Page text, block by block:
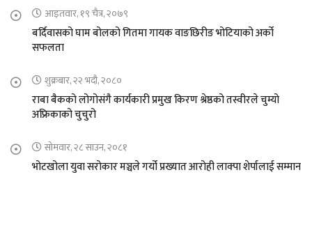
आइतवार, १९ चैत्र, २०७९
बर्दिवासको घाम बोलको गितमा गायक वाङछिरीङ भोटियाको अर्को
सफलता
शुक्रबार, २२ भदौ, २०८०
राबा बैकको लोगोसंगै कार्यकारी प्रमुख किरण श्रेष्ठको तस्वीरले चुम्यो
अफ्रिकाको चुचुरो
सोमवार, २८ साउन, २०८१
भोटखोला युवा सरोकार मञ्चले गर्यो प्रख्यात आरोही लाक्पा शेर्पालाई सम्मान